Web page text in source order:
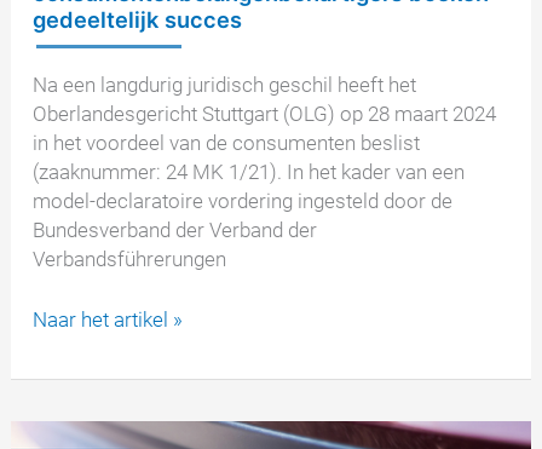
gedeeltelijk succes
Na een langdurig juridisch geschil heeft het
Oberlandesgericht Stuttgart (OLG) op 28 maart 2024
in het voordeel van de consumenten beslist
(zaaknummer: 24 MK 1/21). In het kader van een
model-declaratoire vordering ingesteld door de
Bundesverband der Verband der
Verbandsführerungen
Model
vordering
Mercedes-
Naar het artikel »